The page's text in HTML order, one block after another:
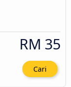
RM 35
Cari